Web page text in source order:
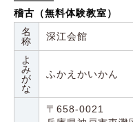
稽古（無料体験教室）
名
称
深江会館
よ
み
が
な
ふかえかいかん
〒658-0021